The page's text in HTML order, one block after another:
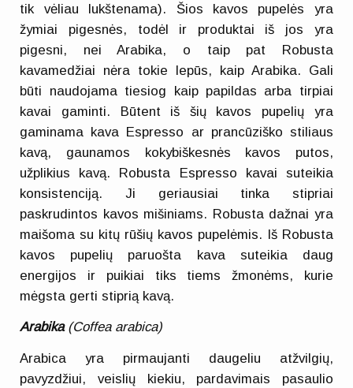
tik vėliau lukštenama). Šios kavos pupelės yra
žymiai pigesnės, todėl ir produktai iš jos yra
pigesni, nei Arabika, o taip pat Robusta
kavamedžiai nėra tokie lepūs, kaip Arabika. Gali
būti naudojama tiesiog kaip papildas arba tirpiai
kavai gaminti. Būtent iš šių kavos pupelių yra
gaminama kava Espresso ar prancūziško stiliaus
kavą, gaunamos kokybiškesnės kavos putos,
užplikius kavą. Robusta Espresso kavai suteikia
konsistenciją. Ji geriausiai tinka stipriai
paskrudintos kavos mišiniams. Robusta dažnai yra
maišoma su kitų rūšių kavos pupelėmis. Iš Robusta
kavos pupelių paruošta kava suteikia daug
energijos ir puikiai tiks tiems žmonėms, kurie
mėgsta gerti stiprią kavą.
Arabika (Coffea arabica)
Arabica yra pirmaujanti daugeliu atžvilgių,
pavyzdžiui, veislių kiekiu, pardavimais pasaulio